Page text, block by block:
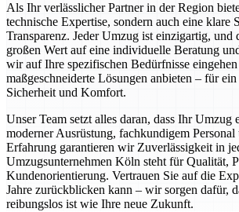
Als Ihr verlässlicher Partner in der Region
technische Expertise, sondern auch eine klare
Transparenz. Jeder Umzug ist einzigartig, und
großen Wert auf eine individuelle Beratung
wir auf Ihre spezifischen Bedürfnisse
maßgeschneiderte Lösungen anbieten – für
Sicherheit und Komfort.
Unser Team setzt alles daran, dass Ihr
moderner Ausrüstung, fachkundigem
Erfahrung garantieren wir Zuverlässigkeit in
Umzugsunternehmen Köln steht für Qualität,
Kundenorientierung. Vertrauen Sie auf die
Jahre zurückblicken kann – wir sorgen dafür,
reibungslos ist wie Ihre neue Zukunft.